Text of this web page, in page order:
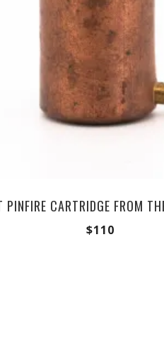
CARTRIDGE FROM
$110